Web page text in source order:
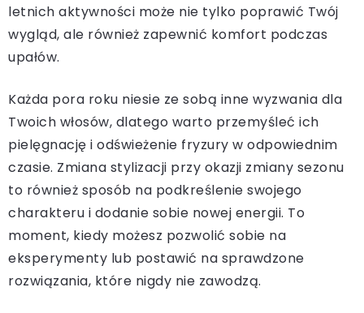
letnich aktywności może nie tylko poprawić Twój
wygląd, ale również zapewnić komfort podczas
upałów.
Każda pora roku niesie ze sobą inne wyzwania dla
Twoich włosów, dlatego warto przemyśleć ich
pielęgnację i odświeżenie fryzury w odpowiednim
czasie. Zmiana stylizacji przy okazji zmiany sezonu
to również sposób na podkreślenie swojego
charakteru i dodanie sobie nowej energii. To
moment, kiedy możesz pozwolić sobie na
eksperymenty lub postawić na sprawdzone
rozwiązania, które nigdy nie zawodzą.